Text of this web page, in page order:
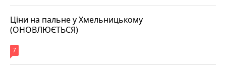
Ціни на пальне у Хмельницькому
(ОНОВЛЮЄТЬСЯ)
7